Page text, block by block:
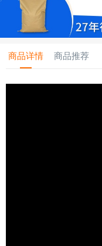
商品详情 商品推荐